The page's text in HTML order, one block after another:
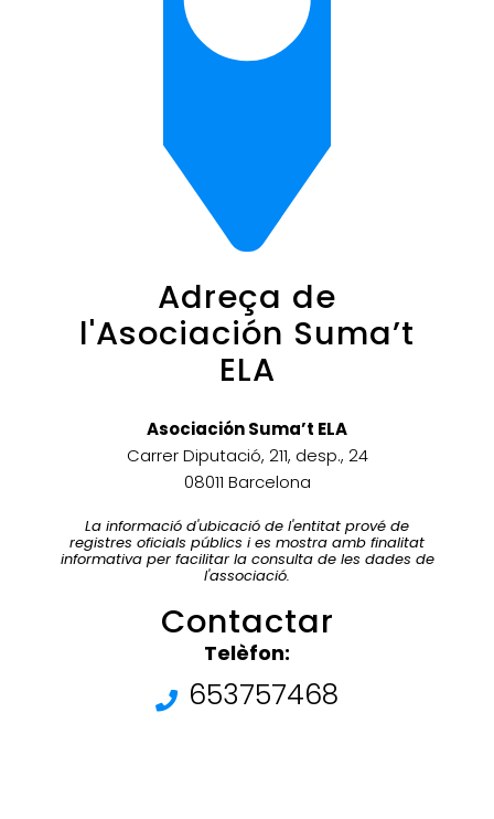
Adreça de
l'Asociación Suma’t
ELA
Asociación Suma’t ELA
Carrer Diputació, 211, desp., 24
08011 Barcelona
La informació d'ubicació de l'entitat prové de
registres oficials públics i es mostra amb finalitat
informativa per facilitar la consulta de les dades de
l'associació.
Contactar
Telèfon:
653757468